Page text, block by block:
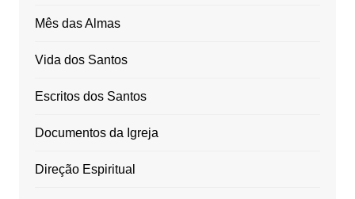
Mês das Almas
Vida dos Santos
Escritos dos Santos
Documentos da Igreja
Direção Espiritual